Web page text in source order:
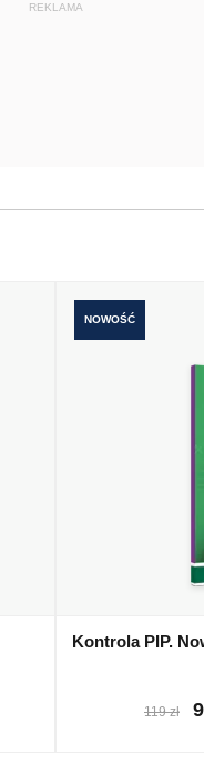
REKLAMA
NOWOŚĆ
Kontrola PIP.
119 zł